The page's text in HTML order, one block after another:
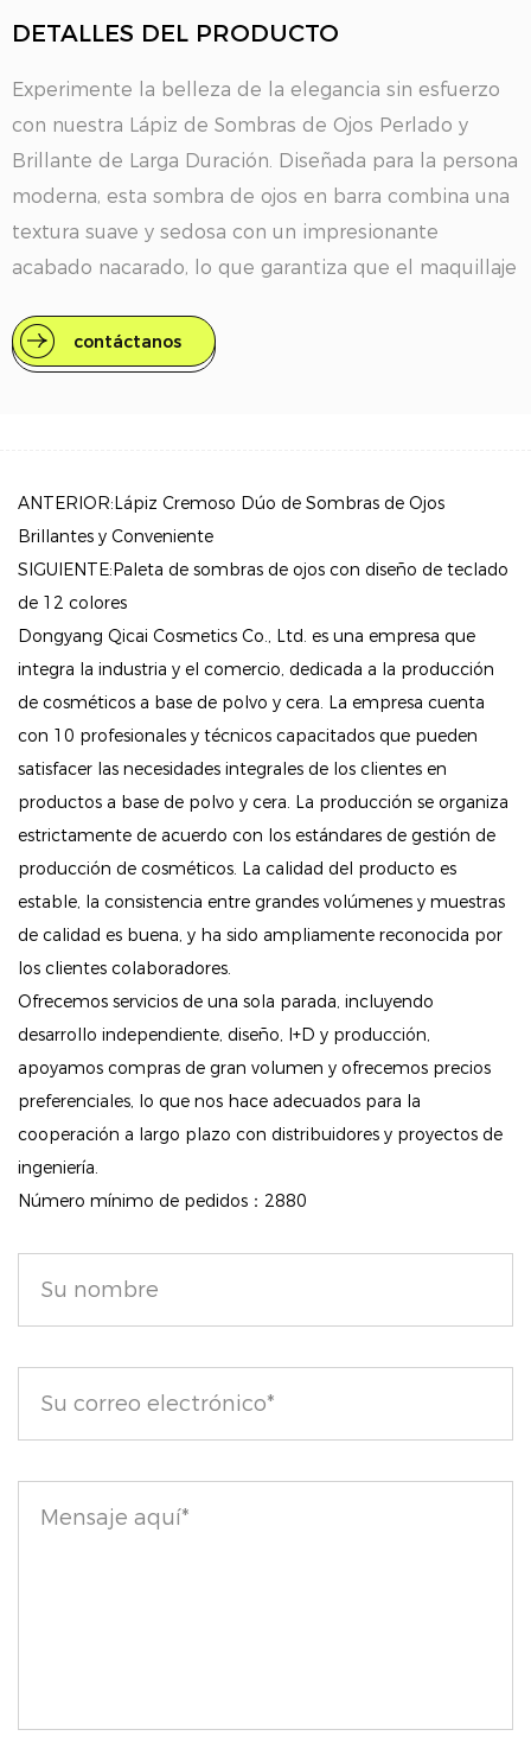
DETALLES DEL PRODUCTO
Experimente la belleza de la elegancia sin esfuerzo
con nuestra Lápiz de Sombras de Ojos Perlado y
Brillante de Larga Duración. Diseñada para la persona
moderna, esta sombra de ojos en barra combina una
textura suave y sedosa con un impresionante
acabado nacarado, lo que garantiza que el maquillaje
el día.
luminosidad y te mantiene con un aspecto fabuloso
desde la mañana hasta la noche.
Tecnología que no se corre: nuestra fórmula única
garantiza que la sombra de ojos permanezca en su
lugar, resistiendo la decoloración y las manchas
incluso durante actividades intensas como nadar o
Práctico formato en barra: el diseño en barra fácil de
usar permite una aplicación y mezcla rápidas,
perfecto para retoques sobre la marcha o para crear
una apariencia pulida en minutos.
pigmentos especialmente formulados, esta sombra
de ojos en barra realza tu belleza natural, brindando
un efecto brillante y luminoso que ilumina tus ojos.
Uso versátil: este tono versátil se puede usar no solo
como sombra de ojos sino también como iluminador
para el hueso de la ceja o las esquinas internas de
los ojos, agregando un toque de brillo y dimensión a
cualquier look de maquillaje.
de Sombras de Ojos Perlado y Brillante de Larga
resultados sorprendentes.
contáctanos
ANTERIOR:Lápiz Cremoso Dúo de Sombras de Ojos
Brillantes y Conveniente
SIGUIENTE:Paleta de sombras de ojos con diseño de teclado
de 12 colores
Dongyang Qicai Cosmetics Co., Ltd. es una empresa que
integra la industria y el comercio, dedicada a la producción
de cosméticos a base de polvo y cera. La empresa cuenta
con 10 profesionales y técnicos capacitados que pueden
satisfacer las necesidades integrales de los clientes en
productos a base de polvo y cera. La producción se organiza
estrictamente de acuerdo con los estándares de gestión de
producción de cosméticos. La calidad del producto es
estable, la consistencia entre grandes volúmenes y muestras
de calidad es buena, y ha sido ampliamente reconocida por
los clientes colaboradores.
Ofrecemos servicios de una sola parada, incluyendo
desarrollo independiente, diseño, I+D y producción,
apoyamos compras de gran volumen y ofrecemos precios
preferenciales, lo que nos hace adecuados para la
cooperación a largo plazo con distribuidores y proyectos de
ingeniería.
Número mínimo de pedidos：2880